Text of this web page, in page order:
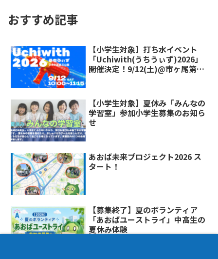
おすすめ記事
【小学生対象】打ち水イベント
「Uchiwith(うちうぃず)2026」
開催決定！9/12(土)@市ヶ尾第三
【小学生対象】夏休み「みんなの
学習室」参加小学生募集のお知ら
せ
あおば未来プロジェクト2026 ス
タート！
【募集終了】夏のボランティア
「あおばユーストライ」中高生の
夏休み体験